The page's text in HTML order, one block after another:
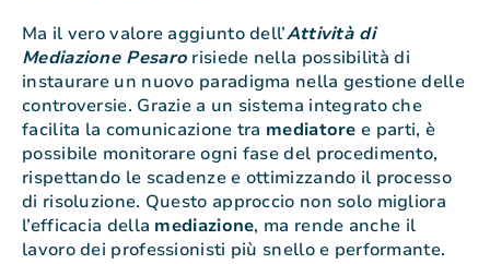
Ma il vero valore aggiunto dell’Attività di
Mediazione Pesaro risiede nella possibilità di
instaurare un nuovo paradigma nella gestione delle
controversie. Grazie a un sistema integrato che
facilita la comunicazione tra mediatore e parti, è
possibile monitorare ogni fase del procedimento,
rispettando le scadenze e ottimizzando il processo
di risoluzione. Questo approccio non solo migliora
l’efficacia della mediazione, ma rende anche il
lavoro dei professionisti più snello e performante.